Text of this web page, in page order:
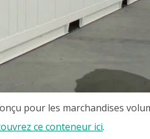
pour les marchandises
ce conteneur ici.